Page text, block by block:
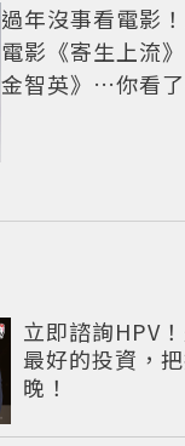
過年沒事看電影
電影《寄生上流
金智英》…你看
立即諮詢HPV
最好的投資，
晚！